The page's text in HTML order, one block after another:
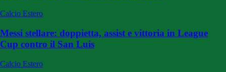
Calcio Estero
Messi stellare: doppietta, assist e vittoria in League
Cup contro il San Luis
Calcio Estero